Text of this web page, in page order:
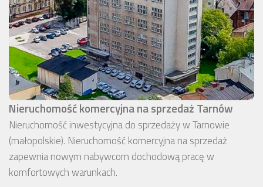
Nieruchomość komercyjna na sprzedaż Tarnów
Nieruchomość inwestycyjna do sprzedaży w Tarnowie
(małopolskie). Nieruchomość komercyjna na sprzedaż
zapewnia nowym nabywcom dochodową pracę w
komfortowych warunkach.